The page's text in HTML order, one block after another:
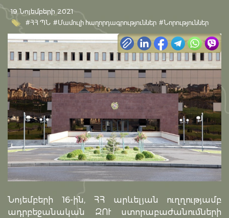
19 Նոյեմբերի 2021
#ՀՀ ՊՆ #Մամուլի հաղորդագրություններ #Նորություններ
Նոյեմբերի 16-ին, ՀՀ արևելյան ուղղությամբ
ադրբեջանական ԶՈՒ ստորաբաժանումների